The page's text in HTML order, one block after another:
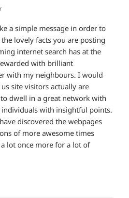
a simple message in order to
lovely facts you are posting
internet search has at the
with brilliant
with my neighbours. I would
site visitors actually are
dwell in a great network with
with insightful points.
discovered the webpages
of more awesome times
lot once more for a lot of